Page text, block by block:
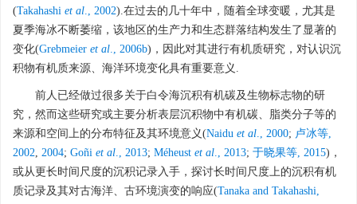
(Takahashi et al., 2002).在过去的几十年中，随着全球变暖，尤其是
夏季海冰不断萎缩，该地区的生产力和生态群落结构发生了显著的
变化(Grebmeier et al., 2006b)，因此对其进行有机质研究，对认识沉
积物有机质来源、海洋环境变化具有重要意义.
前人已经做过很多关于白令海沉积有机碳及生物标志物的研
究，然而这些研究或主要分析表层沉积物中有机碳、脂类分子等的
来源和空间上的分布特征及其环境意义(Naidu et al., 2000; 卢冰等,
2002, 2004; Goñi et al., 2013; Méheust et al., 2013; 于晓果等, 2015)，
或从更长时间尺度的沉积记录入手，探讨长时间尺度上的沉积有机
质记录及其对古海洋、古环境演变的响应(Tanaka and Takahashi,